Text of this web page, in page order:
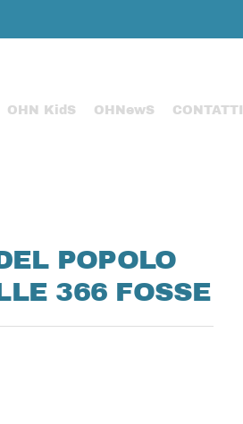
OHN KidS OHNewS CONTATTI
POPOLO
366 FOSSE